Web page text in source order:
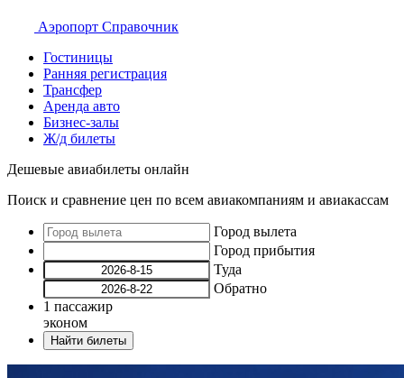
Аэропорт Справочник
Гостиницы
Ранняя регистрация
Трансфер
Аренда авто
Бизнес-залы
Ж/д билеты
Дешевые авиабилеты онлайн
Поиск и сравнение цен по всем авиакомпаниям и авиакассам
Город вылета
Город прибытия
Туда
Обратно
1 пассажир
эконом
Найти билеты